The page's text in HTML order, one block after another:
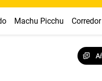
Machu Picchu